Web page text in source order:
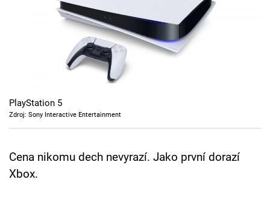
Cool Esport
TV Program
PlayStation 5
Zdroj: Sony Interactive Entertainment
Cena nikomu dech nevyrazí. Jako první dorazí
Xbox.